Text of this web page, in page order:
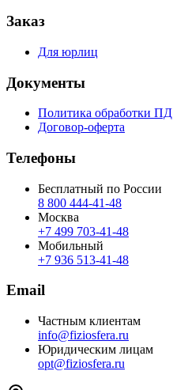
Заказ
Для юрлиц
Документы
Политика обработки ПД
Договор-оферта
Телефоны
Бесплатный по России
8 800 444‑41‑48
Москва
+7 499 703‑41‑48
Мобильный
+7 936 513‑41‑48
Email
Частным клиентам
info@fiziosfera.ru
Юридическим лицам
opt@fiziosfera.ru